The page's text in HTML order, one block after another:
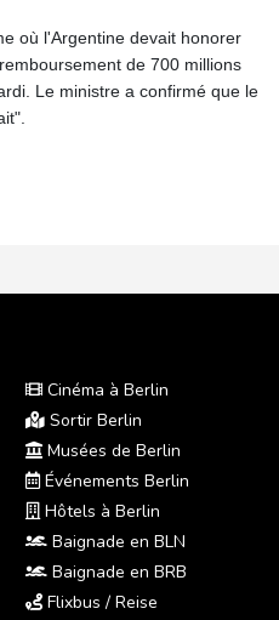
où l'Argentine devait honorer
de 700 millions
Le ministre a confirmé que le
Cinéma à Berlin
Sortir Berlin
Musées de Berlin
Événements Berlin
Hôtels à Berlin
Baignade en BLN
Baignade en BRB
Flixbus / Reise